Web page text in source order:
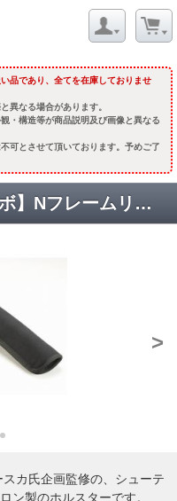
品であり、全てを在庫しておりませ
異なる場合があります。
・構造等が商品説明及び画像と異なる
可とさせて頂いております。予めご了
【ARMS MAGAZINE コラボ】Nフレームリボルバー対応 シューティングナイロンホルスター [取寄:長納期(毎月末入荷予定)]
>
カ氏企画監修の、シューテ
ン製のホルスターです。